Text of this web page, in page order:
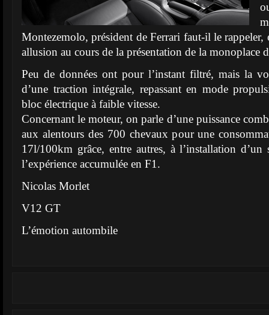
Montezemolo, président de Ferrari faut-il le
allusion au cours de la présentation de la monoplace
Peu de données ont pour l’instant filtré, mais la
d’une traction intégrale, repassant en mode
bloc électrique à faible vitesse.
Concernant le moteur, on parle d’une puissance
aux alentours des 700 chevaux pour une
17l/100km grâce, entre autres, à l’installation
l’expérience accumulée en F1.
Nicolas Morlet
V12 GT
L’émotion autombile